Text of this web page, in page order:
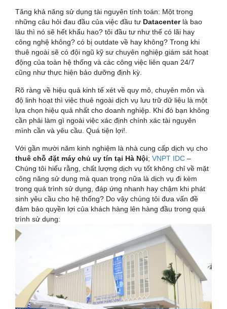
Tăng khả năng sử dụng tài nguyên tính toán: Một trong
những câu hỏi đau đầu của việc đầu tư Datacenterlà bao
lâu thì nó sẽ hết khấu hao? tôi đầu tư như thế có lãi hay
công nghệ không? có bị outdate về hay không? Trong khi
thuê ngoài sẽ có đội ngũ kỹ sư chuyên nghiệp giám sát hoạt
động của toàn hệ thống và các công việc liên quan 24/7
cũng như thực hiện bảo dưỡng định kỳ.
Rõ ràng về hiệu quả kinh tế xét về quy mô, chuyên môn và
độ linh hoạt thì việc thuê ngoài dịch vụ lưu trữ dữ liệu là một
lựa chọn hiệu quả nhất cho doanh nghiệp. Khi đó bạn không
cần phải làm gì ngoài việc xác định chính xác tài nguyên
mình cần và yêu cầu. Quá tiện lợi!.
Với gần mười năm kinh nghiệm là nhà cung cấp dịch vụ cho
thuê chỗ đặt máy chủ uy tín tại Hà Nội; VNPT IDC –
Chúng tôi hiểu rằng, chất lượng dịch vụ tốt không chỉ về mặt
công năng sử dụng mà quan trọng nữa là dịch vụ đi kèm
trong quá trình sử dụng, đáp ứng nhanh hay chậm khi phát
sinh yêu cầu cho hệ thống? Do vậy chúng tôi đưa vấn đề
đảm bảo quyền lợi của khách hàng lên hàng đầu trong quá
trình sử dụng: